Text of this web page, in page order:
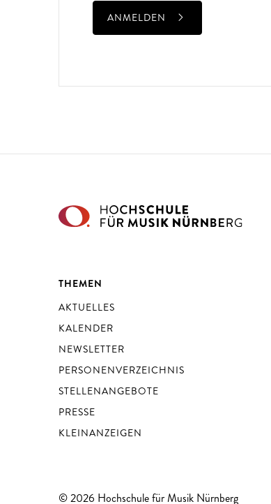
ANMELDEN
THEMEN
AKTUELLES
KALENDER
NEWSLETTER
PERSONENVERZEICHNIS
STELLENANGEBOTE
PRESSE
KLEINANZEIGEN
© 2026 Hochschule für Musik Nürnberg